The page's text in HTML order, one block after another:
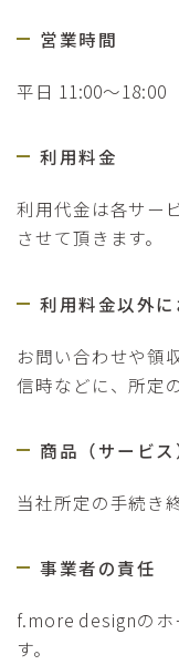
営業時間
平日 11:00～18:00
利用料金
利用代金は各サー
させて頂きます。
利用料金以外
お問い合わせや領
信時などに、所定
商品（サービ
当社所定の手続き
事業者の責任
f.more designのホ
す。